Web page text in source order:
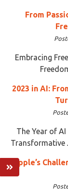
From
Embracing
2023 in AI:
The Year of
Transformative
Apple’s